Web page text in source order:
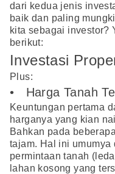
dari kedua jenis
baik dan paling
kita sebagai investor?
berikut:
Investasi
Plus:
• Harga Tanah
Keuntungan pertama
harganya yang kian
Bahkan pada
tajam. Hal ini umumya
permintaan tanah
lahan kosong yang